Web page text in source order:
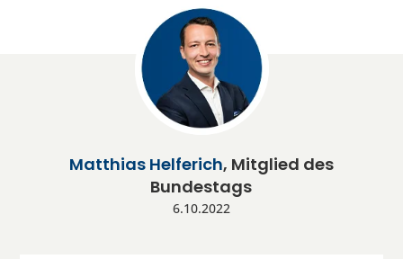
Matthias Helferich, Mitglied des
Bundestags
6.10.2022